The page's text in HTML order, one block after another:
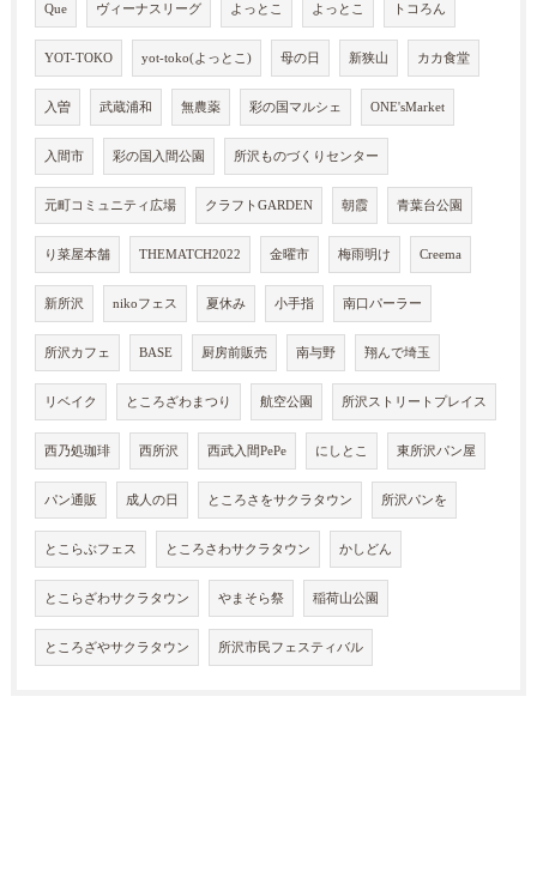
Que ヴィーナスリーグ よっとこ よっとこ トコろん
YOT-TOKO yot-toko(よっとこ) 母の日 新狭山 カカ食堂
入曽 武蔵浦和 無農薬 彩の国マルシェ ONE'sMarket
入間市 彩の国入間公園 所沢ものづくりセンター
元町コミュニティ広場 クラフトGARDEN 朝霞 青葉台公園
り菜屋本舗 THEMATCH2022 金曜市 梅雨明け Creema
新所沢 nikoフェス 夏休み 小手指 南口パーラー
所沢カフェ BASE 厨房前販売 南与野 翔んで埼玉
リベイク ところざわまつり 航空公園 所沢ストリートプレイス
西乃処珈琲 西所沢 西武入間PePe にしとこ 東所沢パン屋
パン通販 成人の日 ところさをサクラタウン 所沢パンを
とこらぶフェス ところさわサクラタウン かしどん
とこらざわサクラタウン やまそら祭 稲荷山公園
ところざやサクラタウン 所沢市民フェスティバル